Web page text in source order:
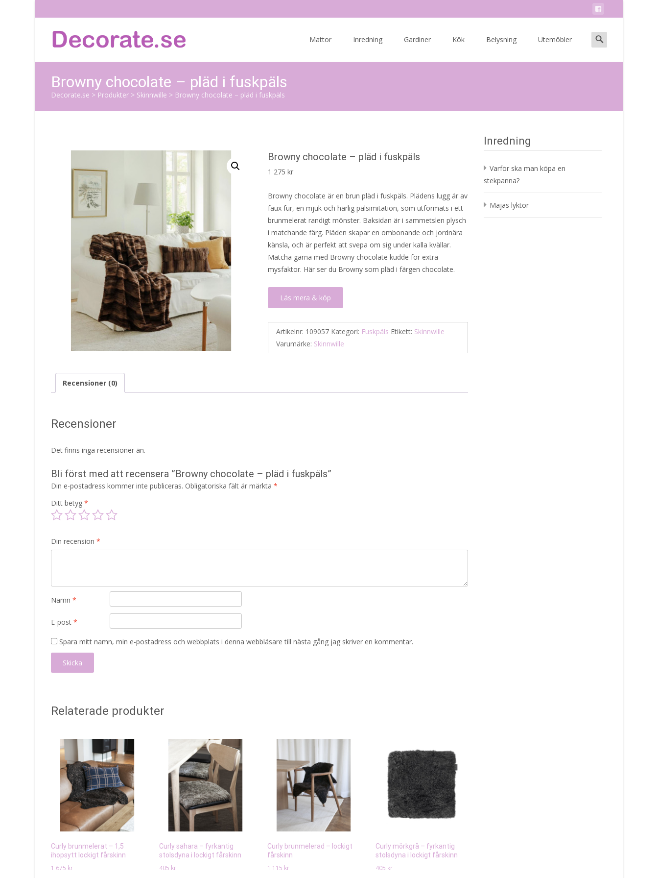
Mattor Inredning Gardiner Kök Belysning Utemöbler
Search
for:
Browny chocolate – pläd i fuskpäls
Decorate.se > Produkter > Skinnwille > Browny chocolate – pläd i fuskpäls
Browny chocolate – pläd i fuskpäls
1 275kr
Browny chocolate är en brun pläd i fuskpäls. Plädens lugg är av
faux fur, en mjuk och härlig pälsimitation, som utformats i ett
brunmelerat randigt mönster. Baksidan är i sammetslen plysch
i matchande färg. Pläden skapar en ombonande och jordnära
känsla, och är perfekt att svepa om sig under kalla kvällar.
Matcha gärna med Browny chocolate kudde för extra
mysfaktor. Här ser du Browny som pläd i färgen chocolate.
Läs mera & köp
Artikelnr: 109057 Kategori: Fuskpäls Etikett: Skinnwille
Varumärke: Skinnwille
Recensioner (0)
Recensioner
Det finns inga recensioner än.
Bli först med att recensera ”Browny chocolate – pläd i fuskpäls”
Din e-postadress kommer inte publiceras. Obligatoriska fält är märkta *
Ditt betyg *
Din recension *
Namn *
E-post *
Spara mitt namn, min e-postadress och webbplats i denna webbläsare till nästa gång jag skriver en kommentar.
Relaterade produkter
Curly brunmelerat – 1,5
ihopsytt lockigt fårskinn
1 675 kr
Curly sahara – fyrkantig
stolsdyna i lockigt fårskinn
405 kr
Curly brunmelerad – lockigt
fårskinn
1 115 kr
Curly mörkgrå – fyrkantig
stolsdyna i lockigt fårskinn
405 kr
Inredning
Varför ska man köpa en
stekpanna?
Majas lyktor